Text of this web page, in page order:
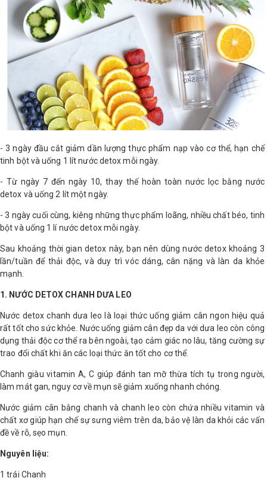
Shop All Brand A-
- 3 ngày đầu cắt giảm dần lượng thực phẩm nạp vào cơ thể, hạn chế
tinh bột và uống 1 lít nước detox mỗi ngày.
- Từ ngày 7 đến ngày 10, thay thế hoàn toàn nước lọc bằng nước
detox và uống 2 lít một ngày.
- 3 ngày cuối cùng, kiêng những thực phẩm loãng, nhiều chất béo, tinh
bột và uống 1 lí nước detox mỗi ngày.
Sau khoảng thời gian detox này, bạn nên dùng nước detox khoảng 3
lần/tuần để thải độc, và duy trì vóc dáng, cân nặng và làn da khỏe
mạnh.
1. NƯỚC DETOX CHANH DƯA LEO
Nước detox chanh dưa leo là loại thức uống giảm cân ngon hiệu quả
rất tốt cho sức khỏe. Nước uống giảm cân đẹp da với dưa leo còn công
dụng thải độc cơ thể ra bên ngoài, tạo cảm giác no lâu, tăng cường sự
trao đổi chất khi ăn các loại thức ăn tốt cho cơ thể.
Chanh giàu vitamin A, C giúp đánh tan mỡ thừa tích tụ trong người,
làm mát gan, nguy cơ về mụn sẽ giảm xuống nhanh chóng.
Nước giảm cân bằng chanh và chanh leo còn chứa nhiều vitamin và
chất xơ giúp hạn chế sự sưng viêm trên da, bảo vệ làn da khỏi các vấn
đề về rỗ, sẹo mụn.
Nguyên liệu:
1 trái Chanh